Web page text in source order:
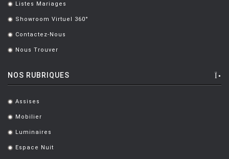
. Listes Mariages
. Showroom Virtuel 360°
. Contactez-Nous
. Nous Trouver
NOS RUBRIQUES
. Assises
. Mobilier
. Luminaires
. Espace Nuit